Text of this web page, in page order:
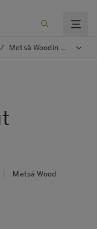
/ Metsä Woodin muutosneuvottelut päättyneet
Metsä Wood